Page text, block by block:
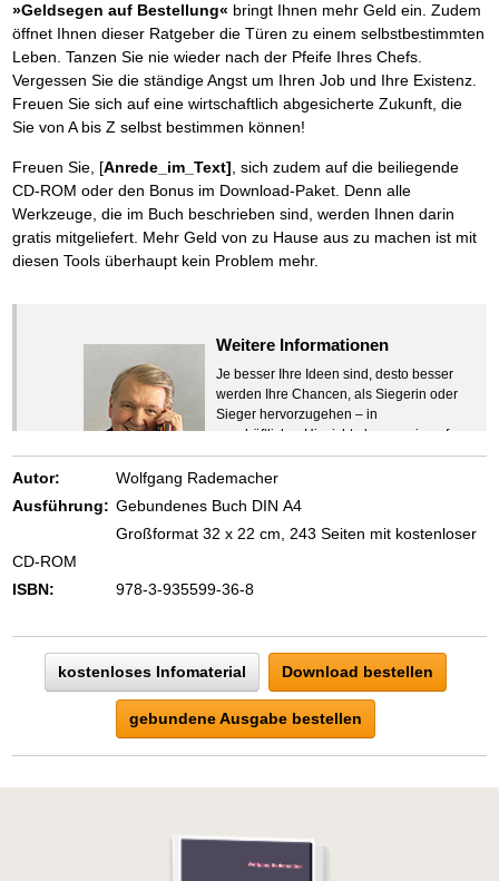
»Geldsegen auf Bestellung« bringt Ihnen mehr Geld ein. Zudem
öffnet Ihnen dieser Ratgeber die Türen zu einem selbstbestimmten
Leben. Tanzen Sie nie wieder nach der Pfeife Ihres Chefs.
Vergessen Sie die ständige Angst um Ihren Job und Ihre Existenz.
Freuen Sie sich auf eine wirtschaftlich abgesicherte Zukunft, die
Sie von A bis Z selbst bestimmen können!
Freuen Sie, [Anrede_im_Text] , sich zudem auf die beiliegende
CD-ROM oder den Bonus im Download-Paket. Denn alle
Werkzeuge, die im Buch beschrieben sind, werden Ihnen darin
gratis mitgeliefert. Mehr Geld von zu Hause aus zu machen ist mit
diesen Tools überhaupt kein Problem mehr.
Weitere Informationen
Je besser Ihre Ideen sind, desto besser
werden Ihre Chancen, als Siegerin oder
Sieger hervorzugehen – in
geschäftlicher Hinsicht ebenso wie auf
beruflichem oder privatem Gebiet. Denn
eins ist todsicher:
Zeigen Sie mit der Maus hierhin, um
Autor:
Wolfgang Rademacher
Ausführung: Gebundenes Buch DIN A4
Großformat 32 x 22 cm, 243 Seiten mit kostenloser
CD-ROM
ISBN:
978-3-935599-36-8
kostenloses Infomaterial Download bestellen
gebundene Ausgabe bestellen